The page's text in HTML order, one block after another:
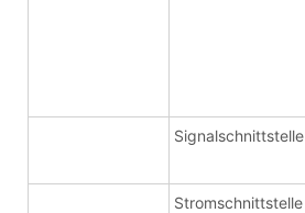
Signalschnittstelle
Stromschnittstelle